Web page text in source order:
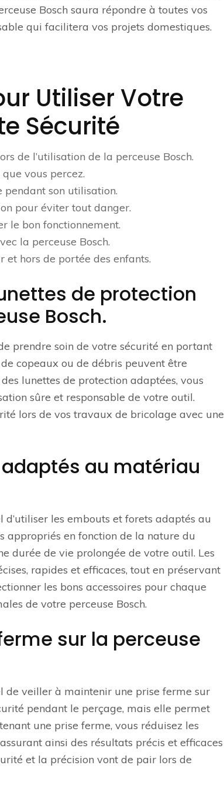
Bosch saura répondre à toutes vos
qui facilitera vos projets domestiques.
Utiliser Votre
Sécurité
de l’utilisation de la perceuse Bosch.
vous percez.
son utilisation.
pour éviter tout danger.
le bon fonctionnement.
la perceuse Bosch.
et hors de portée des enfants.
de protection
Bosch.
prendre soin de votre sécurité en portant
copeaux ou de débris peuvent être
lunettes de protection adaptées, vous
sûre et responsable de votre outil.
lors de vos travaux de bricolage avec une
au matériau
d’utiliser les embouts et forets adaptés au
appropriés en fonction de la nature du
durée de vie prolongée de votre outil. Les
rapides et efficaces, tout en préservant
les bons accessoires pour chaque
de votre perceuse Bosch.
sur la perceuse
de veiller à maintenir une prise ferme sur
pendant le perçage, mais elle permet
une prise ferme, vous réduisez les
ainsi des résultats précis et efficaces
et la précision vont de pair lors de